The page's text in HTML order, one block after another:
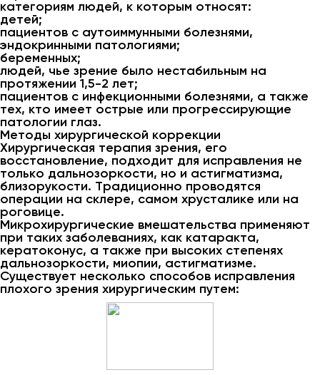
категориям людей, к которым относят:
детей;
пациентов с аутоиммунными болезнями,
эндокринными патологиями;
беременных;
людей, чье зрение было нестабильным на
протяжении 1,5-2 лет;
пациентов с инфекционными болезнями, а также
тех, кто имеет острые или прогрессирующие
патологии глаз.
Методы хирургической коррекции
Хирургическая терапия зрения, его
восстановление, подходит для исправления не
только дальнозоркости, но и астигматизма,
близорукости. Традиционно проводятся
операции на склере, самом хрусталике или на
роговице.
Микрохирургические вмешательства применяют
при таких заболеваниях, как катаракта,
кератоконус, а также при высоких степенях
дальнозоркости, миопии, астигматизме.
Существует несколько способов исправления
плохого зрения хирургическим путем: